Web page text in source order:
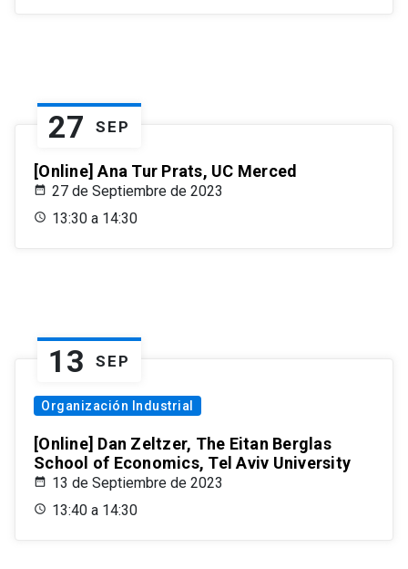
27 SEP
[Online] Ana Tur Prats, UC Merced
27 de Septiembre de 2023
13:30 a 14:30
13 SEP
Organización Industrial
[Online] Dan Zeltzer, The Eitan Berglas
School of Economics, Tel Aviv University
13 de Septiembre de 2023
13:40 a 14:30